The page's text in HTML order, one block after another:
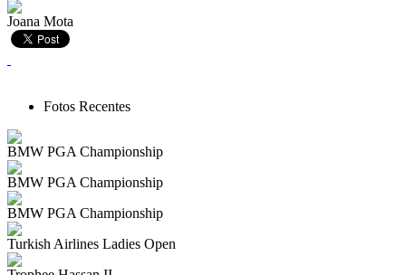
Joana Mota
Fotos Recentes
BMW PGA Championship
BMW PGA Championship
BMW PGA Championship
Turkish Airlines Ladies Open